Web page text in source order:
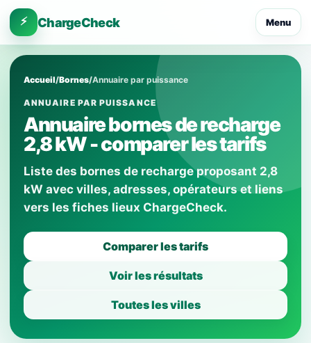
⚡ ChargeCheck Menu
Accueil/Bornes/Annuaire par puissance
ANNUAIRE PAR PUISSANCE
Annuaire bornes de recharge
2,8 kW - comparer les tarifs
Liste des bornes de recharge proposant 2,8
kW avec villes, adresses, opérateurs et liens
vers les fiches lieux ChargeCheck.
Comparer les tarifs
Voir les résultats
Toutes les villes